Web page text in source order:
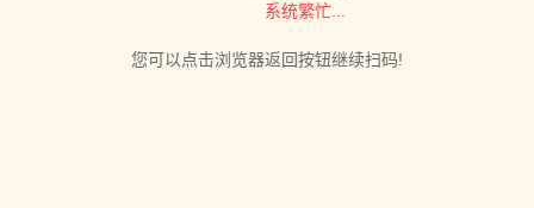
系统繁忙...
您可以点击浏览器返回按钮继续扫码!